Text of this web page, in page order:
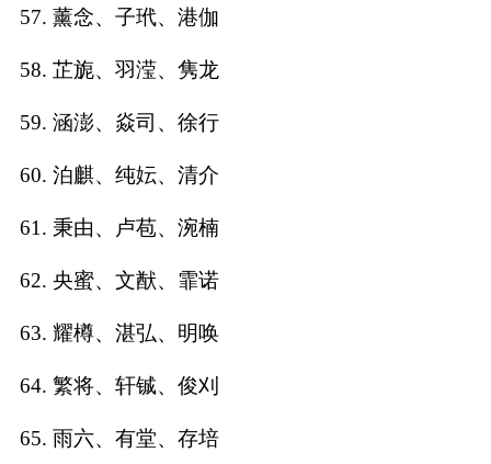
57. 薰念、子玳、港伽
58. 芷旎、羽滢、隽龙
59. 涵澎、焱司、徐行
60. 泊麒、纯妘、清介
61. 秉由、卢苞、涴楠
62. 央蜜、文猷、霏诺
63. 耀樽、湛弘、明唤
64. 繁将、轩铖、俊刈
65. 雨六、有堂、存培